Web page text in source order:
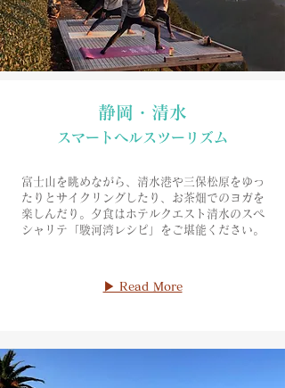
静岡・清水
​スマートヘルスツーリズム
富士山を眺めながら、清水港や三保松原をゆっ
たりとサイクリングしたり、お茶畑でのヨガを
楽しんだり。夕食はホテルクエスト清水のスペ
シャリテ「駿河湾レシピ」をご堪能ください。
▶ Read More